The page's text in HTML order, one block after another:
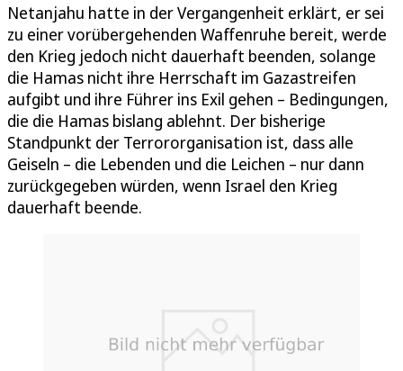
Netanjahu hatte in der Vergangenheit erklärt, er sei
zu einer vorübergehenden Waffenruhe bereit, werde
den Krieg jedoch nicht dauerhaft beenden, solange
die Hamas nicht ihre Herrschaft im Gazastreifen
aufgibt und ihre Führer ins Exil gehen – Bedingungen,
die die Hamas bislang ablehnt. Der bisherige
Standpunkt der Terrororganisation ist, dass alle
Geiseln – die Lebenden und die Leichen – nur dann
zurückgegeben würden, wenn Israel den Krieg
dauerhaft beende.